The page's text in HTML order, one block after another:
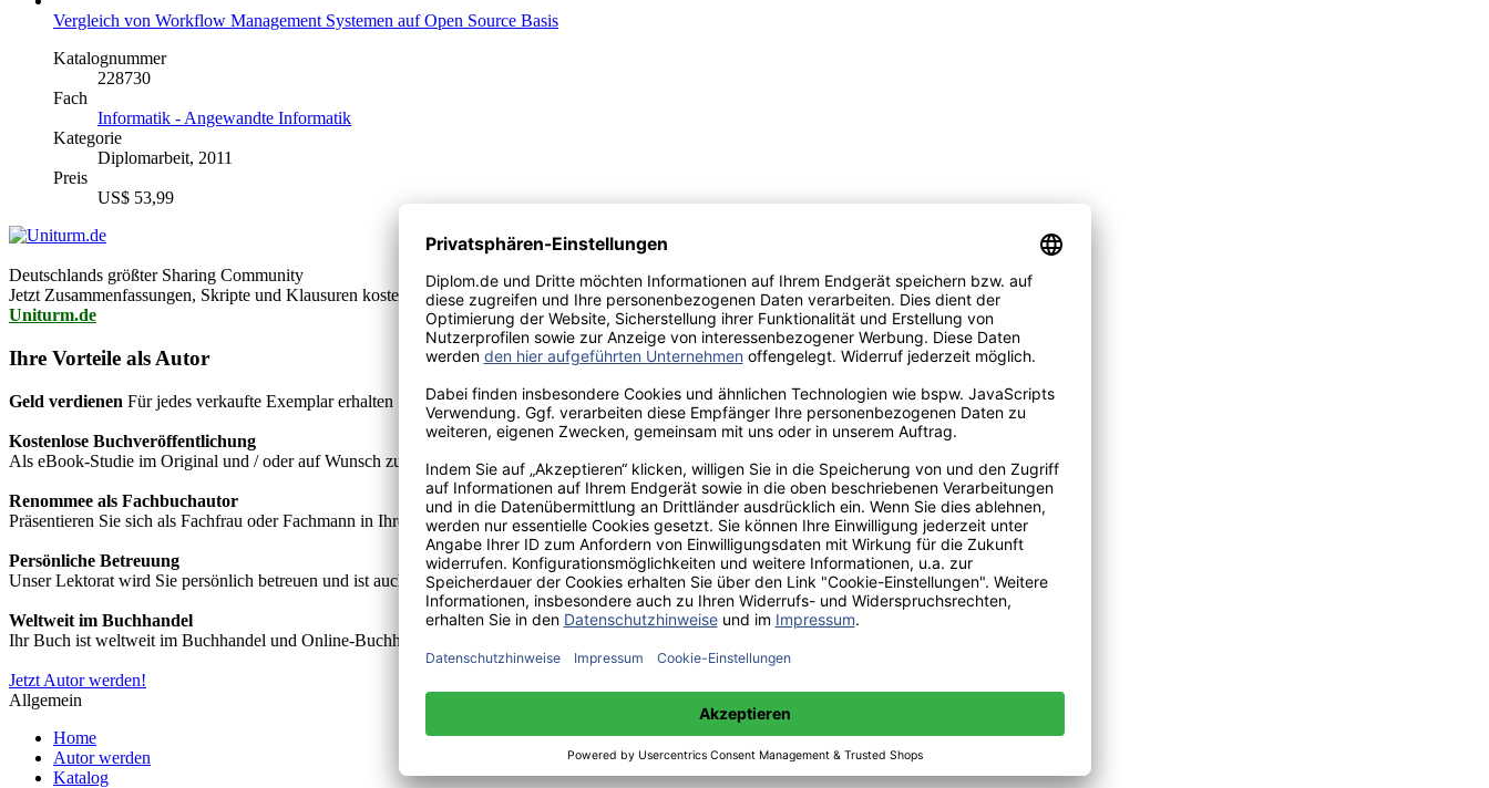
Vergleich von Workflow Management Systemen auf Open Source Basis
Katalognummer
228730
Fach
Informatik - Angewandte Informatik
Kategorie
Diplomarbeit, 2011
Preis
US$ 53,99
Deutschlands größter Sharing Community
Jetzt Zusammenfassungen, Skripte und Klausuren kostenlos downloaden!
Uniturm.de
Ihre Vorteile als Autor
Geld verdienen Für jedes verkaufte Exemplar erhalten Sie Autorenhonorar - bis zu 40%.
Kostenlose Buchveröffentlichung
Als eBook-Studie im Original und / oder auf Wunsch zusätzlich als hochwertiges Fachbuch in unserem renommierten Buchverlag.
Renommee als Fachbuchautor
Präsentieren Sie sich als Fachfrau oder Fachmann in Ihrem Fachgebiet und machen Sie sich bekannt.
Persönliche Betreuung
Unser Lektorat wird Sie persönlich betreuen und ist auch telefonisch unter +49(0)176-85996762 erreichbar.
Weltweit im Buchhandel
Ihr Buch ist weltweit im Buchhandel und Online-Buchhandel wie z.B. amazon erhältlich.
Jetzt Autor werden!
Allgemein
Home
Autor werden
Katalog